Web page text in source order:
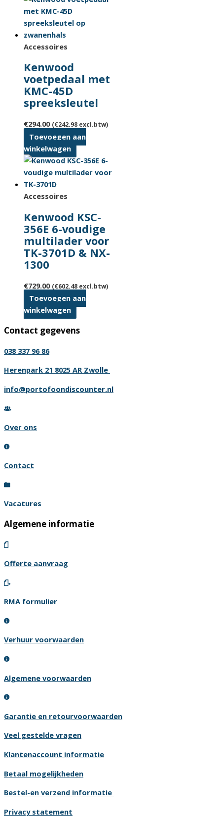
Accessoires
Kenwood
voetpedaal met
KMC-45D
spreeksleutel
€294.00 (€242.98 excl.btw)
Toevoegen aan
winkelwagen
Accessoires
Kenwood KSC-
356E 6-voudige
multilader voor
TK-3701D & NX-
1300
€729.00 (€602.48 excl.btw)
Toevoegen aan
winkelwagen
Contact gegevens
038 337 96 86
Herenpark 21 8025 AR Zwolle
info@portofoondiscounter.nl
Over ons
Contact
Vacatures
Algemene informatie
Offerte aanvraag
RMA formulier
Verhuur voorwaarden
Algemene voorwaarden
Garantie en retourvoorwaarden
Veel gestelde vragen
Klantenaccount informatie
Betaal mogelijkheden
Bestel-en verzend informatie
Privacy statement